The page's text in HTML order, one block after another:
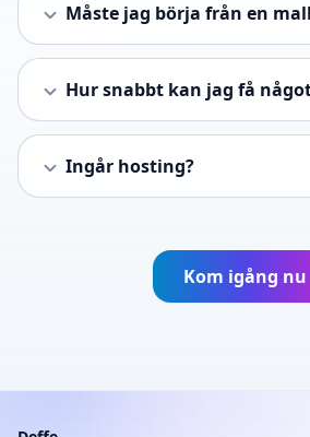
Måste jag börja från en
Hur snabbt kan jag få
Ingår hosting?
Kom igång nu